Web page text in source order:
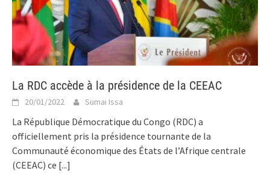
La RDC accède à la présidence de la CEEAC
20/01/2022 Sumai Issa
La République Démocratique du Congo (RDC) a
officiellement pris la présidence tournante de la
Communauté économique des États de l’Afrique centrale
(CEEAC) ce [...]